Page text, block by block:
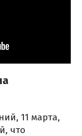
11 марта,
что